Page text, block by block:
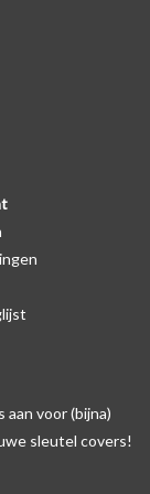
op de
voor (bijna)
sleutel covers!